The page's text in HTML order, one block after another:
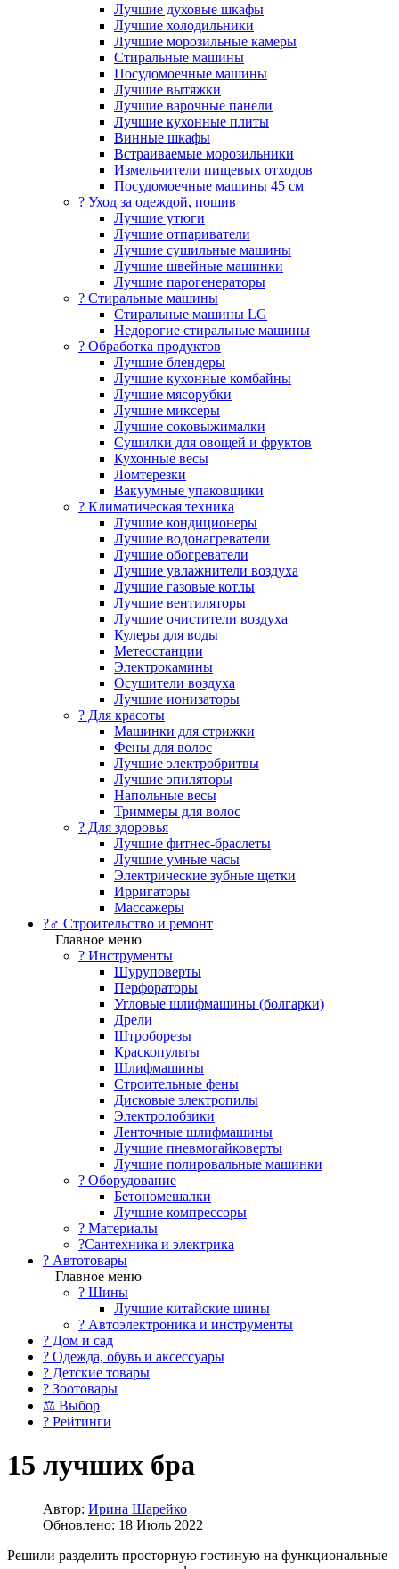
Лучшие духовые шкафы
Лучшие холодильники
Лучшие морозильные камеры
Стиральные машины
Посудомоечные машины
Лучшие вытяжки
Лучшие варочные панели
Лучшие кухонные плиты
Винные шкафы
Встраиваемые морозильники
Измельчители пищевых отходов
Посудомоечные машины 45 см
? Уход за одеждой, пошив
Лучшие утюги
Лучшие отпариватели
Лучшие сушильные машины
Лучшие швейные машинки
Лучшие парогенераторы
? Стиральные машины
Стиральные машины LG
Недорогие стиральные машины
? Обработка продуктов
Лучшие блендеры
Лучшие кухонные комбайны
Лучшие мясорубки
Лучшие миксеры
Лучшие соковыжималки
Сушилки для овощей и фруктов
Кухонные весы
Ломтерезки
Вакуумные упаковщики
?️ Климатическая техника
Лучшие кондиционеры
Лучшие водонагреватели
Лучшие обогреватели
Лучшие увлажнители воздуха
Лучшие газовые котлы
Лучшие вентиляторы
Лучшие очистители воздуха
Кулеры для воды
Метеостанции
Электрокамины
Осушители воздуха
Лучшие ионизаторы
? Для красоты
Машинки для стрижки
Фены для волос
Лучшие электробритвы
Лучшие эпиляторы
Напольные весы
Триммеры для волос
? Для здоровья
Лучшие фитнес-браслеты
Лучшие умные часы
Электрические зубные щетки
Ирригаторы
Массажеры
?‍♂️ Строительство и ремонт
Главное меню
?️ Инструменты
Шуруповерты
Перфораторы
Угловые шлифмашины (болгарки)
Дрели
Штроборезы
Краскопульты
Шлифмашины
Строительные фены
Дисковые электропилы
Электролобзики
Ленточные шлифмашины
Лучшие пневмогайковерты
Лучшие полировальные машинки
?️ Оборудование
Бетономешалки
Лучшие компрессоры
? Материалы
?Сантехника и электрика
? Автотовары
Главное меню
? Шины
Лучшие китайские шины
? Автоэлектроника и инструменты
? Дом и сад
? Одежда, обувь и аксессуары
? Детские товары
? Зоотовары
⚖ Выбор
? Рейтинги
15 лучших бра
Автор: Ирина Шарейко
Обновлено: 18 Июль 2022
Решили разделить просторную гостиную на функциональные